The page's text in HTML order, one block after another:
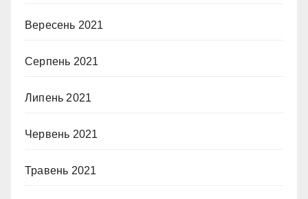
Вересень 2021
Серпень 2021
Липень 2021
Червень 2021
Травень 2021